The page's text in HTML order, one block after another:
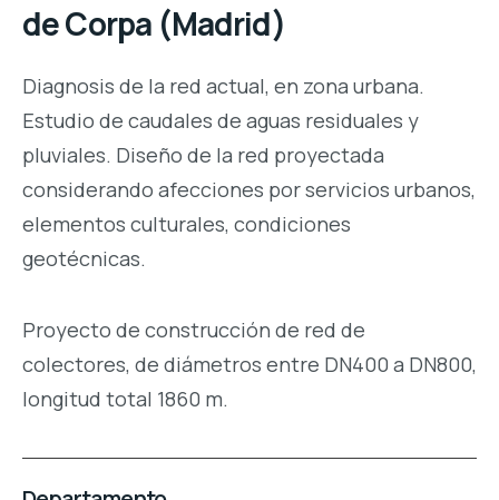
de Corpa (Madrid)
Diagnosis de la red actual, en zona urbana.
Estudio de caudales de aguas residuales y
pluviales. Diseño de la red proyectada
considerando afecciones por servicios urbanos,
elementos culturales, condiciones
geotécnicas.
Proyecto de construcción de red de
colectores, de diámetros entre DN400 a DN800,
longitud total 1860 m.